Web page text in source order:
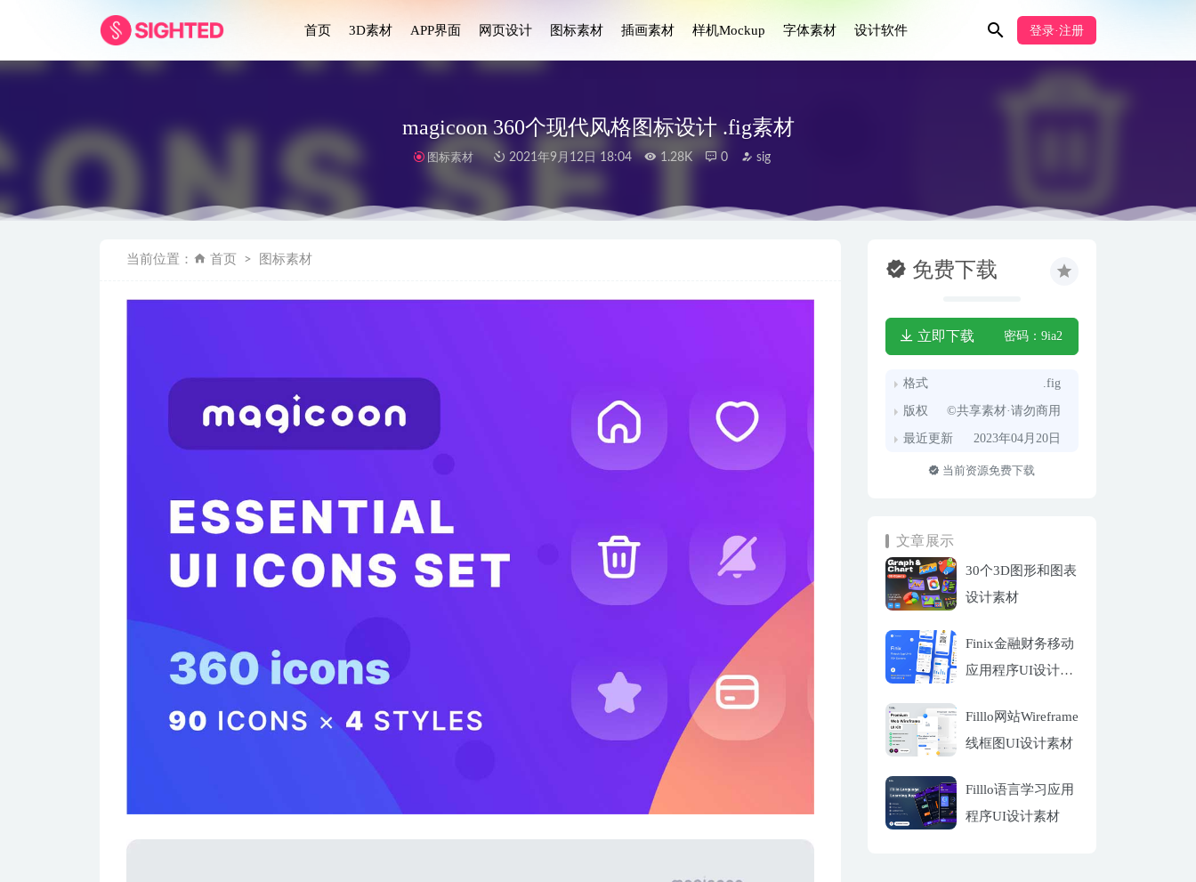
首页 3D素材 APP界面 网页设计 图标素材 插画素材 样机Mockup 字体素材 设计软件 登录·注册
magicoon 360个现代风格图标设计 .fig素材
图标素材 2021年9月12日 18:04 1.28K 0 sig
当前位置： 首页 图标素材 免费下载
立即下载 密码：9ia2
格式 .fig
版权 ©共享素材·请勿商用
最近更新 2023年04月20日
当前资源免费下载
文章展示
30个3D图形和图表
设计素材
Finix金融财务移动
应用程序UI设计套
Filllo网站Wireframe
线框图UI设计素材
Filllo语言学习应用
程序UI设计素材
Silicon 桌面端设计系统.fig素材 2022-03-26